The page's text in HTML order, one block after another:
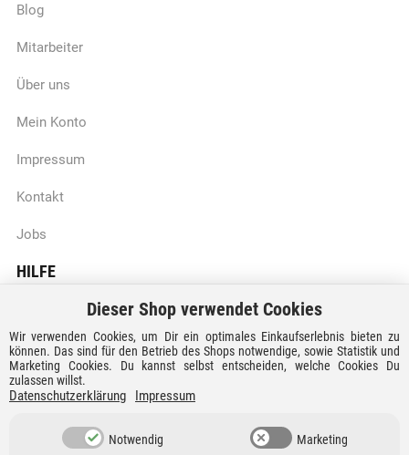
Blog
Mitarbeiter
Über uns
Mein Konto
Impressum
Kontakt
Jobs
HILFE
Batteriegesetzhinweise
Vertrag widerrufen
Versandkosten und Lieferzeiten
Zahlungsarten
Dieser Shop verwendet Cookies
Wir verwenden Cookies, um Dir ein optimales Einkaufserlebnis bieten zu
können. Das sind für den Betrieb des Shops notwendige, sowie Statistik und
Marketing Cookies. Du kannst selbst entscheiden, welche Cookies Du
zulassen willst.
Datenschutzerklärung Impressum
Notwendig Marketing